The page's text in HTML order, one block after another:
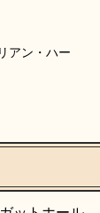
アン・ハー